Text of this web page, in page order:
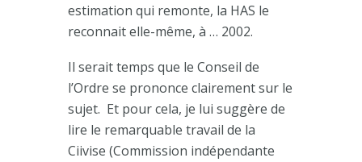
estimation qui remonte, la HAS le
reconnait elle-même, à … 2002.
Il serait temps que le Conseil de
l’Ordre se prononce clairement sur le
sujet. Et pour cela, je lui suggère de
lire le remarquable travail de la
Ciivise (Commission indépendante